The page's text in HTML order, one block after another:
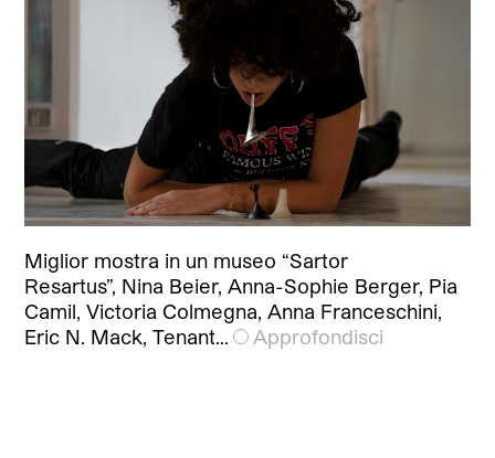
Miglior mostra in un museo “Sartor
Resartus”, Nina Beier, Anna-Sophie Berger, Pia
Camil, Victoria Colmegna, Anna Franceschini,
Eric N. Mack, Tenant…
Approfondisci